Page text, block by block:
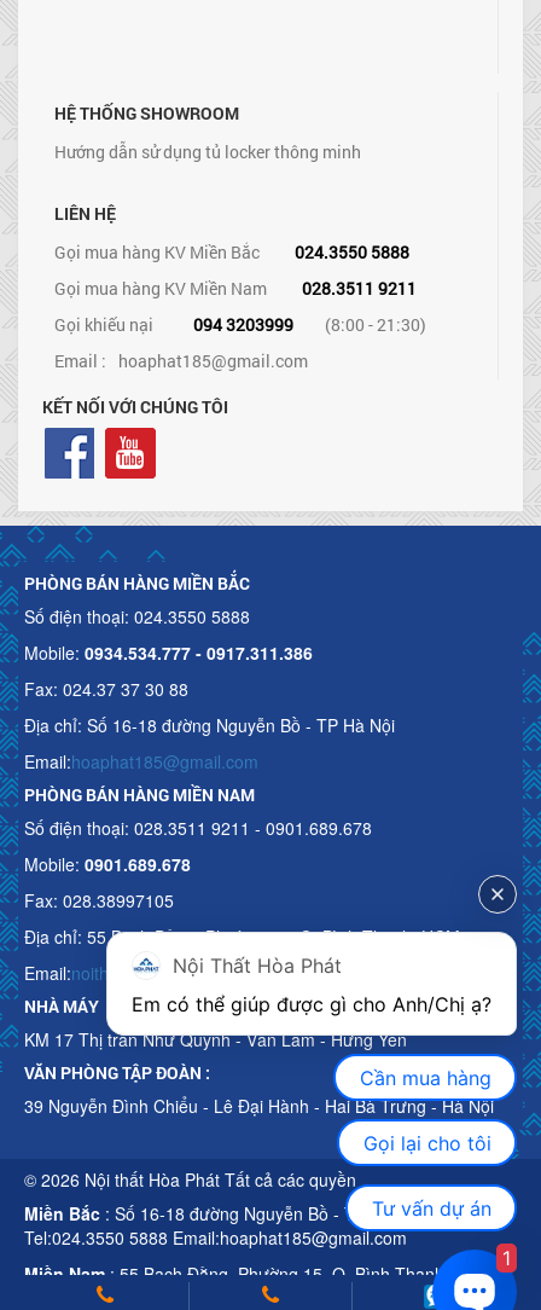
HỆ THỐNG SHOWROOM
Hướng dẫn sử dụng tủ locker thông minh
LIÊN HỆ
Gọi mua hàng KV Miền Bắc
024.3550 5888
Gọi mua hàng KV Miền Nam
028.3511 9211
Gọi khiếu nại
094 3203999
(8:00 - 21:30)
Email : hoaphat185@gmail.com
KẾT NỐI VỚI CHÚNG TÔI
PHÒNG BÁN HÀNG MIỀN BẮC
Số điện thoại: 024.3550 5888
Mobile: 0934.534.777 - 0917.311.386
Fax: 024.37 37 30 88
Địa chỉ: Số 16-18 đường Nguyễn Bồ - TP Hà Nội
Email:hoaphat185@gmail.com
PHÒNG BÁN HÀNG MIỀN NAM
Số điện thoại: 028.3511 9211 - 0901.689.678
Mobile: 0901.689.678
Fax: 028.38997105
Địa chỉ: 55 Bạch Đằng, Phường 15, Q. Bình Thạnh, HCM
Email:noithathoaphattot@gmail.com
NHÀ MÁY
KM 17 Thị trấn Như Quỳnh - Văn Lâm - Hưng Yên
VĂN PHÒNG TẬP ĐOÀN :
39 Nguyễn Đình Chiểu - Lê Đại Hành - Hai Bà Trưng - Hà Nội
© 2026 Nội thất Hòa Phát Tất cả các quyền
Miền Bắc : Số 16-18 đường Nguyễn Bồ - TP Hà Nội
Tel:024.3550 5888 Email:hoaphat185@gmail.com
Miền Nam : 55 Bạch Đằng, Phường 15, Q. Bình Thạnh, HCM
Tel:028.3511 9211 Email:noithathoaphattot@gmail.com
Nội Thất Hòa Phát
Cần mua hàng
Gọi lại cho tôi
Tư vấn dự án
1